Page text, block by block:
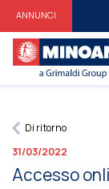
ANNUNCI
Di ritorno
31/03/2022
Accesso